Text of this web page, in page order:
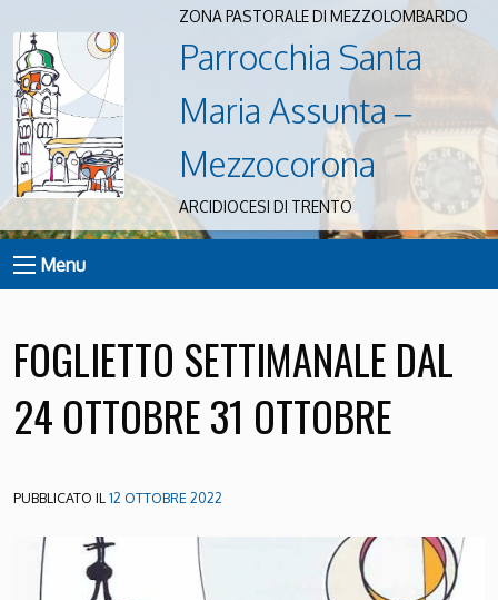
ZONA PASTORALE DI MEZZOLOMBARDO
Parrocchia Santa
Maria Assunta –
Mezzocorona
ARCIDIOCESI DI TRENTO
Menu
FOGLIETTO SETTIMANALE DAL
24 OTTOBRE 31 OTTOBRE
PUBBLICATO IL12 OTTOBRE 2022